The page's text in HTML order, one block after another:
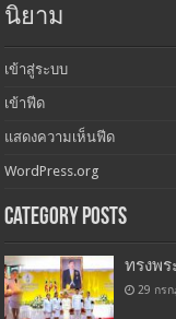
นิยาม
เข้าสู่ระบบ
เข้าฟีด
แสดงความเห็นฟีด
WordPress.org
Category Posts
ทรงพร
29 กร